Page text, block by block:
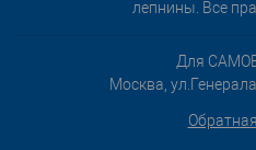
лепнины. Все
Для
Москва,